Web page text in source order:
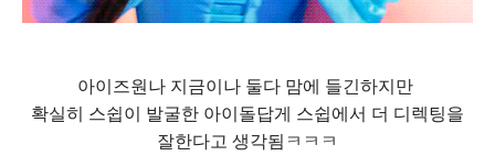
아이즈원나 지금이나 둘다 맘에 들긴하지만
확실히 스쉽이 발굴한 아이돌답게 스쉽에서 더 디렉팅을
잘한다고 생각됨ㅋㅋㅋ